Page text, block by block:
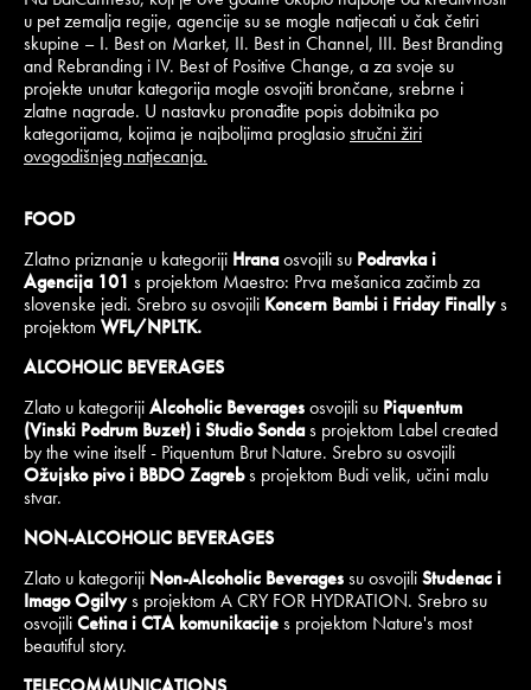
u pet zemalja regije, agencije su se mogle natjecati u čak četiri
skupine – I. Best on Market, II. Best in Channel, III. Best Branding
and Rebranding i IV. Best of Positive Change, a za svoje su
projekte unutar kategorija mogle osvojiti brončane, srebrne i
zlatne nagrade. U nastavku pronađite popis dobitnika po
kategorijama, kojima je najboljima proglasiostručni žiri
ovogodišnjeg natjecanja.
FOOD
Zlatno priznanje u kategoriji Hranaosvojili su Podravka i
Agencija 101 s projektom Maestro: Prva mešanica začimb za
slovenske jedi. Srebro su osvojili Koncern Bambi i Friday Finallys
projektom WFL/NPLTK.
ALCOHOLIC BEVERAGES
Zlato u kategorijiAlcoholic Beveragesosvojili su Piquentum
(Vinski Podrum Buzet) iStudio Sondas projektom Label created
by the wine itself - Piquentum Brut Nature. Srebro su osvojili
Ožujsko pivo i BBDO Zagrebs projektom Budi velik, učini malu
stvar.
NON-ALCOHOLIC BEVERAGES
Zlato u kategoriji Non-Alcoholic Beveragessu osvojiliStudenac i
Imago Ogilvys projektom A CRY FOR HYDRATION. Srebro su
osvojiliCetina i CTA komunikacijes projektom Nature's most
beautiful story.